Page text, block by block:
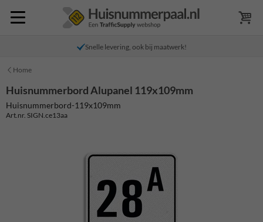
Snelle levering, ook bij maatwerk!
Home
Huisnummerbord Alupanel 119x109mm
Huisnummerbord-119x109mm
Art.nr. SIGN.ce13aa